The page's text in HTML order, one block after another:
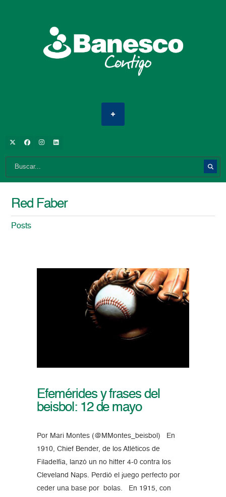
Red Faber
Posts
Efemérides y frases del
beisbol: 12 de mayo
Por Mari Montes (@MMontes_beisbol) En
1910, Chief Bender, de los Atléticos de
Filadelfia, lanzó un no hitter 4-0 contra los
Cleveland Naps. Perdió el juego perfecto por
ceder una base por bolas. En 1915, con